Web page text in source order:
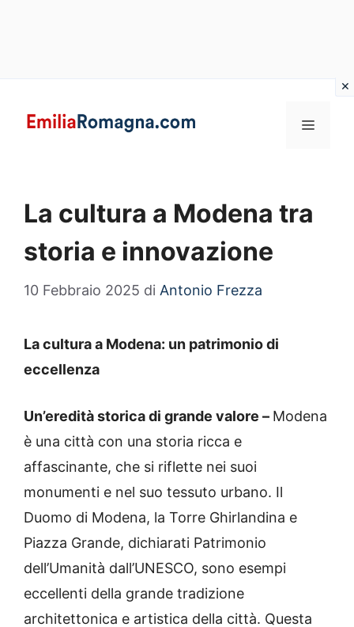
MENU
La cultura a Modena tra
storia e innovazione
10 Febbraio 2025 di Antonio Frezza
La cultura a Modena: un patrimonio di
eccellenza
Un’eredità storica di grande valore – Modena
è una città con una storia ricca e
affascinante, che si riflette nei suoi
monumenti e nel suo tessuto urbano. Il
Duomo di Modena, la Torre Ghirlandina e
Piazza Grande, dichiarati Patrimonio
dell’Umanità dall’UNESCO, sono esempi
eccellenti della grande tradizione
architettonica e artistica della città. Questa